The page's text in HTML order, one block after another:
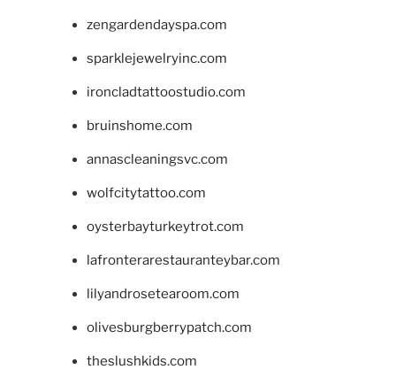
zengardendayspa.com
sparklejewelryinc.com
ironcladtattoostudio.com
bruinshome.com
annascleaningsvc.com
wolfcitytattoo.com
oysterbayturkeytrot.com
lafronterarestauranteybar.com
lilyandrosetearoom.com
olivesburgberrypatch.com
theslushkids.com